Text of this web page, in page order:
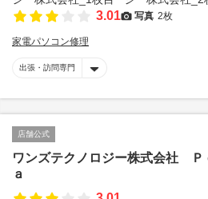
3.01 写真 2枚
家電パソコン修理
出張・訪問専門
店舗公式
ワンズテクノロジー株式会社 Ｐ
ａ